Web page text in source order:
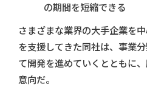
の期間を短縮できる
さまざまな業界の大手企業を
を支援してきた同社は、事業
て開発を進めていくとともに
意向だ。